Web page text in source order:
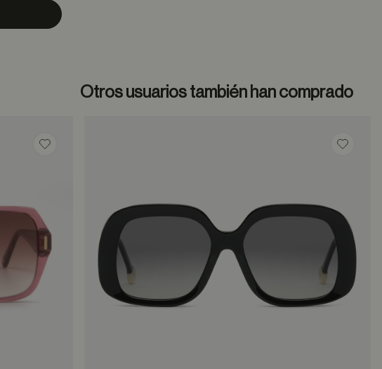
Otros usuarios también han comprado
Guardar en favoritos